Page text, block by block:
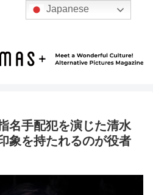
名手配犯を演じた清水
象を持たれるのが役者
Japanese